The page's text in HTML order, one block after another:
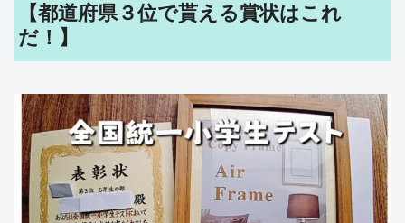
【都道府県３位で貰える賞状はこれ
だ！】